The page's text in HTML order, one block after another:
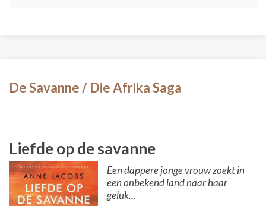
De Savanne / Die Afrika Saga
Liefde op de savanne
Een dappere jonge vrouw zoekt in
een onbekend land naar haar
geluk...